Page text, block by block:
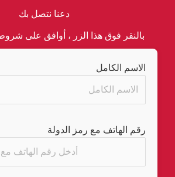
دعنا نتصل بك
بالنقر فوق هذا الزر ، أوافق على
الاسم الكامل
رقم الهاتف مع رمز الدولة